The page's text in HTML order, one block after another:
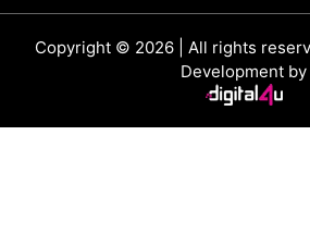
Copyright © 2026 | All rights
Development by